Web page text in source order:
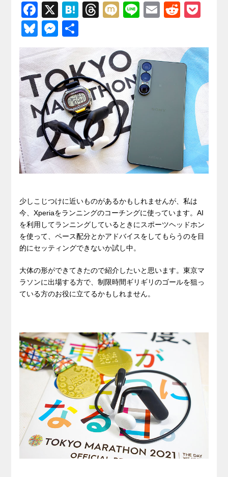
F
a
c
e
b
o
o
k
X
H
e
n
a
T
a
d
s
M
Li
E
ail
R
d
di
ck
et
Bl
u
e
sk
y
M
e
ss
e
n
g
er
有
少しこじつけに近いものがあるかもしれませんが、私は
今、Xperiaをランニングのコーチングに使っています。AI
を利用してランニングしているときにスポーツヘッドホン
を使って、ペース配分とかアドバイスをしてもらうのを目
的にセッティングできないか試し中。
大体の形ができてきたので紹介したいと思います。東京マ
ラソンに出場する方で、制限時間ギリギリのゴールを狙っ
ている方のお役に立てるかもしれません。